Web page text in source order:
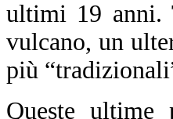
ultimi 19 anni.
vulcano, un
più
Queste ultime